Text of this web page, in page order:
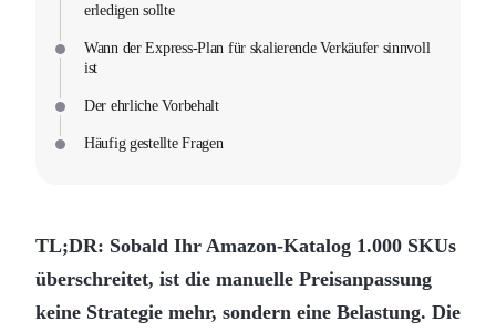
erledigen sollte
Wann der Express-Plan für skalierende Verkäufer sinnvoll
ist
Der ehrliche Vorbehalt
Häufig gestellte Fragen
TL;DR: Sobald Ihr Amazon-Katalog 1.000 SKUs
überschreitet, ist die manuelle Preisanpassung
keine Strategie mehr, sondern eine Belastung. Die